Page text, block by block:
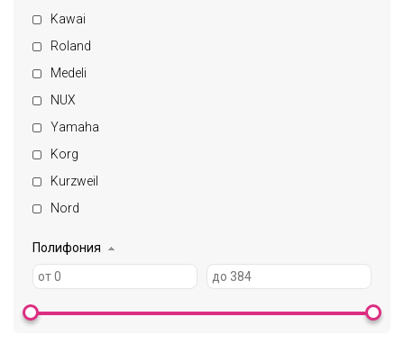
Kawai
Roland
Medeli
NUX
Yamaha
Korg
Kurzweil
Nord
Полифония